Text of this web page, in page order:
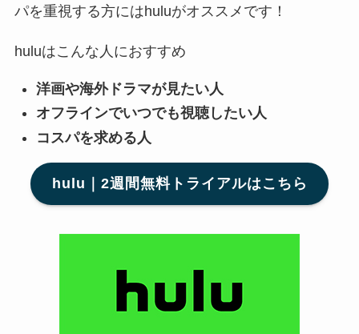
パを重視する方にはhuluがオススメです！
huluはこんな人におすすめ
洋画や海外ドラマが見たい人
オフラインでいつでも視聴したい人
コスパを求める人
hulu｜2週間無料トライアルはこちら